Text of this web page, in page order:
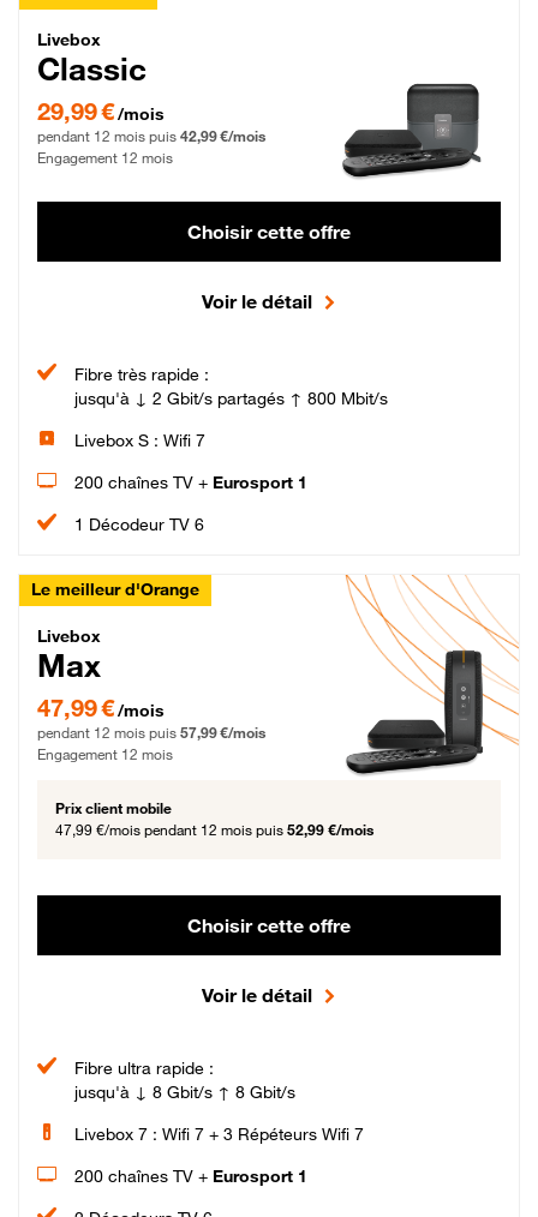
Livebox Classic Fibre
Livebox
Classic
29,99 € par mois pendant 12 mois puis 42,99 € par mois, Engagement 12 mois
29,99 €/mois
pendant 12 mois puis 42,99 €/mois
Engagement 12 mois
Choisir cette offre
Voir le détail
Fibre très rapide :
jusqu'à ↓ 2 Gbit/s partagés ↑ 800 Mbit/s
Livebox S : Wifi 7
200 chaînes TV + Eurosport 1
1 Décodeur TV 6
Le meilleur d'Orange
Livebox Max Fibre
Livebox
Max
47,99 € par mois pendant 12 mois puis 57,99 € par mois, Engagement 12 mois
47,99 €/mois
pendant 12 mois puis 57,99 €/mois
Engagement 12 mois
Prix client mobile
47,99 €/mois pendant 12 mois puis 52,99 €/mois
Choisir cette offre
Voir le détail
Fibre ultra rapide :
jusqu'à ↓ 8 Gbit/s ↑ 8 Gbit/s
Livebox 7 : Wifi 7 + 3 Répéteurs Wifi 7
200 chaînes TV + Eurosport 1